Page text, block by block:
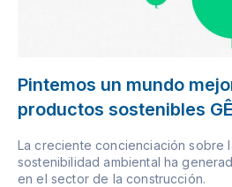
Pintemos un mundo
productos sostenibles
La creciente concienciación sobre
sostenibilidad ambiental ha
en el sector de la construcción.